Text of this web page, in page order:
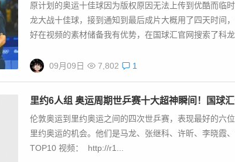
原计划的奥运十佳球因为版权原因无法上传到优酷而临
龙大战十佳球，接到通知到最后成片大概用了四天时间
好在视频的素材储备我有优势，在国球汇官网搜索了科龙
09月09日 7,802 1
里约6人组 奥运周期世乒赛十大超神瞬间！国球
伦敦奥运到里约奥运之间的四次世乒赛，表现最好的六
里约奥运的机会。他们是马龙、张继科、许昕、李晓霞
TOP10 视频： http://r1...